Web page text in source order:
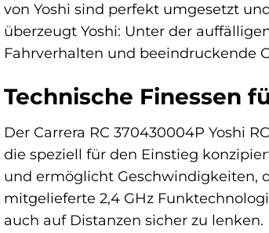
von Yoshi sind perfekt umgesetzt
überzeugt Yoshi: Unter der
Fahrverhalten und beeindruckende
Technische Finessen
Der Carrera RC 370430004P Yoshi
die speziell für den Einstieg
und ermöglicht Geschwindigkeiten,
mitgelieferte 2,4 GHz
auch auf Distanzen sicher zu